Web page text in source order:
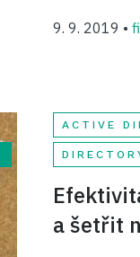
9. 9. 2019 •
ACTIVE
a šetřit